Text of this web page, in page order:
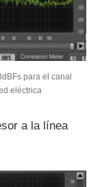
para el canal
eléctrica
a la línea